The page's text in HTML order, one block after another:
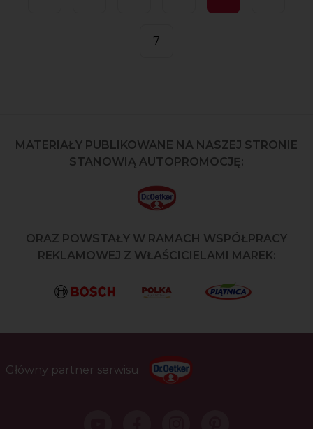
7
MATERIAŁY PUBLIKOWANE NA NASZEJ STRONIE
STANOWIĄ AUTOPROMOCJĘ:
ORAZ POWSTAŁY W RAMACH WSPÓŁPRACY
REKLAMOWEJ Z WŁAŚCICIELAMI MAREK:
Główny partner serwisu